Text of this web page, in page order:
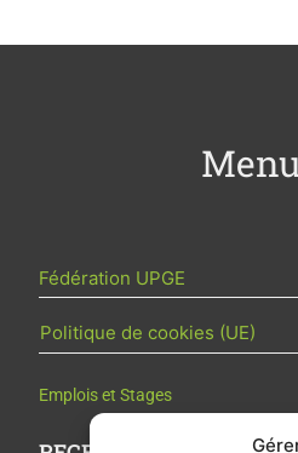
Fédération UPGE
Politique de cookies (UE)
Emplois et Stages